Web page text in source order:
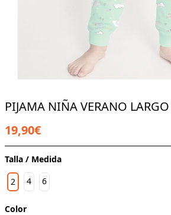
PIJAMA NIÑA VERANO
19,90€
Talla / Medida
2
4 6
Color